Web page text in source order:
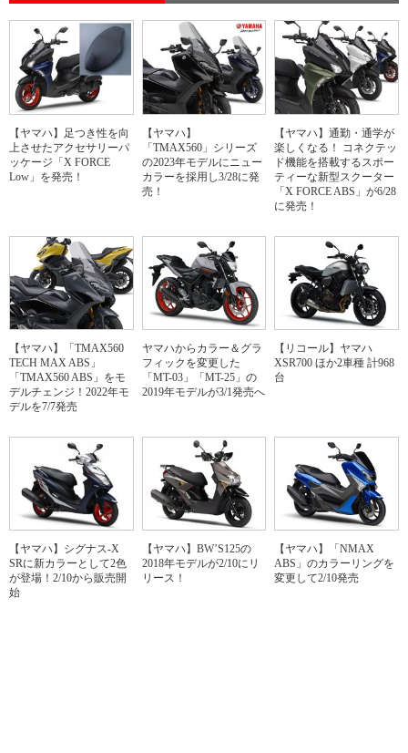
【ヤマハ】足つき性を向
上させたアクセサリーパ
ッケージ「X FORCE
Low」を発売！
【ヤマハ】
「TMAX560」シリーズ
の2023年モデルにニュー
カラーを採用し3/28に発
売！
【ヤマハ】通勤・通学が
楽しくなる！ コネクテッ
ド機能を搭載するスポー
ティーな新型スクーター
「X FORCE ABS」が6/28
に発売！
【ヤマハ】「TMAX560
TECH MAX ABS」
「TMAX560 ABS」をモ
デルチェンジ！2022年モ
デルを7/7発売
ヤマハからカラー＆グラ
フィックを変更した
「MT-03」「MT-25」の
2019年モデルが3/1発売へ
【リコール】ヤマハ
XSR700 ほか2車種 計968
台
【ヤマハ】シグナス-X
SRに新カラーとして2色
が登場！2/10から販売開
始
【ヤマハ】BW’S125の
2018年モデルが2/10にリ
リース！
【ヤマハ】「NMAX
ABS」のカラーリングを
変更して2/10発売